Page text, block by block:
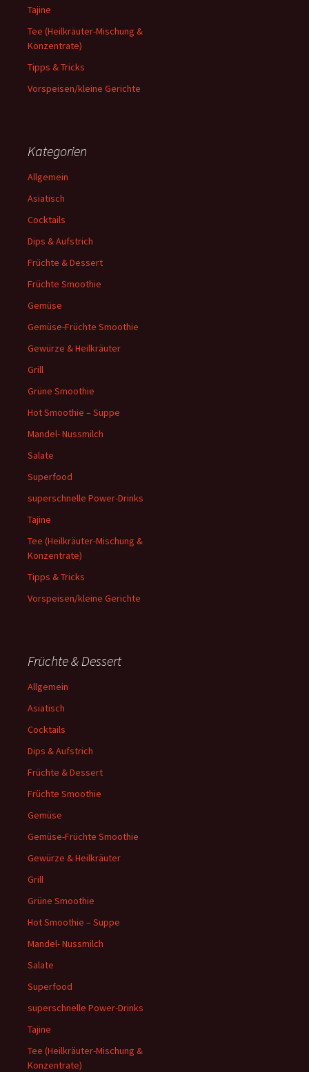
Tajine
Tee (Heilkräuter-Mischung &
Konzentrate)
Tipps & Tricks
Vorspeisen/kleine Gerichte
Kategorien
Allgemein
Asiatisch
Cocktails
Dips & Aufstrich
Früchte & Dessert
Früchte Smoothie
Gemüse
Gemüse-Früchte Smoothie
Gewürze & Heilkräuter
Grill
Grüne Smoothie
Hot Smoothie – Suppe
Mandel- Nussmilch
Salate
Superfood
superschnelle Power-Drinks
Tajine
Tee (Heilkräuter-Mischung &
Konzentrate)
Tipps & Tricks
Vorspeisen/kleine Gerichte
Früchte & Dessert
Allgemein
Asiatisch
Cocktails
Dips & Aufstrich
Früchte & Dessert
Früchte Smoothie
Gemüse
Gemüse-Früchte Smoothie
Gewürze & Heilkräuter
Grill
Grüne Smoothie
Hot Smoothie – Suppe
Mandel- Nussmilch
Salate
Superfood
superschnelle Power-Drinks
Tajine
Tee (Heilkräuter-Mischung &
Konzentrate)